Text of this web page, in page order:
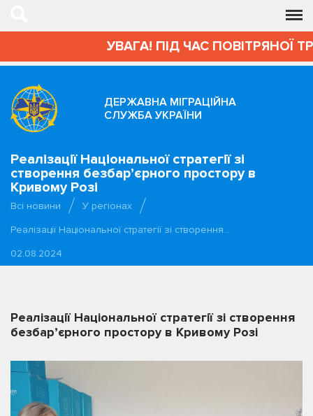
УВАГА! ПІД ЧАС ПОВІТРЯНОЇ
ДЕРЖАВНА МІГРАЦІЙНА
СЛУЖБА УКРАЇНИ
Реалізації Національної стратегії зі
створення безбар’єрного простору в
Кривому Розі
Всі новини
У регіонах
Реалізації Національної стратегії зі створення…
02.08.2024
Реалізації Національної стратегії зі створення
безбар’єрного простору в Кривому Розі